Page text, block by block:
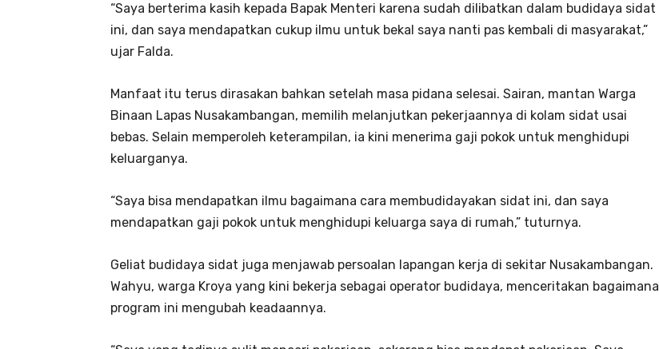
“Saya berterima kasih kepada Bapak Menteri karena sudah dilibatkan dalam budidaya sidat
ini, dan saya mendapatkan cukup ilmu untuk bekal saya nanti pas kembali di masyarakat,”
ujar Falda.
Manfaat itu terus dirasakan bahkan setelah masa pidana selesai. Sairan, mantan Warga
Binaan Lapas Nusakambangan, memilih melanjutkan pekerjaannya di kolam sidat usai
bebas. Selain memperoleh keterampilan, ia kini menerima gaji pokok untuk menghidupi
keluarganya.
“Saya bisa mendapatkan ilmu bagaimana cara membudidayakan sidat ini, dan saya
mendapatkan gaji pokok untuk menghidupi keluarga saya di rumah,” tuturnya.
Geliat budidaya sidat juga menjawab persoalan lapangan kerja di sekitar Nusakambangan.
Wahyu, warga Kroya yang kini bekerja sebagai operator budidaya, menceritakan bagaimana
program ini mengubah keadaannya.